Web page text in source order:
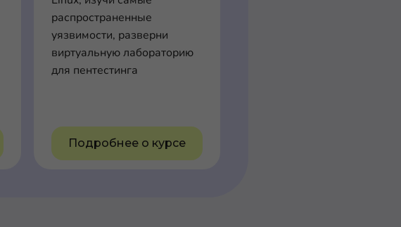
распространенные
уязвимости, разверни
виртуальную лабораторию
для пентестинга
Подробнее о курсе